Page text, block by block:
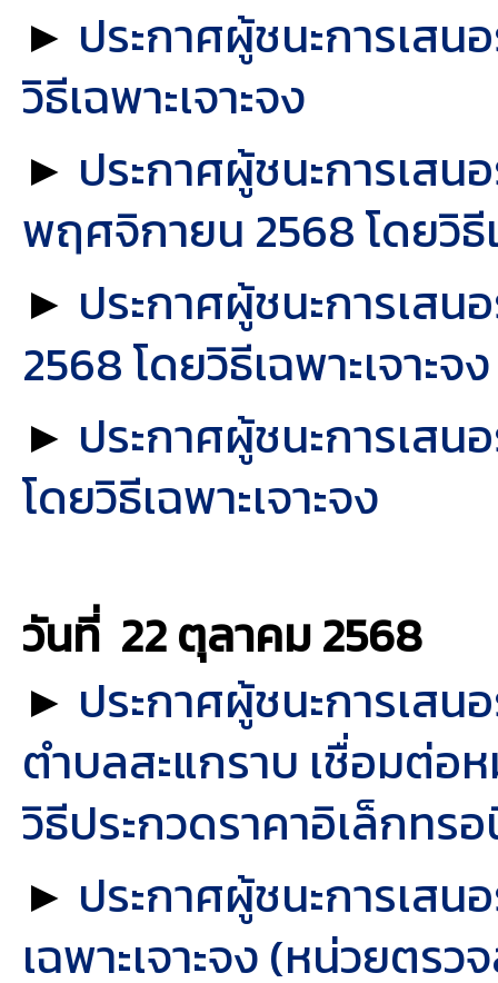
► ประกาศผู้ชนะการเสน
วิธีเฉพาะเจาะจง
► ประกาศผู้ชนะการเสน
พฤศจิกายน 2568 โดยวิธี
► ประกาศผู้ชนะการเส
2568 โดยวิธีเฉพาะเจาะจง
► ประกาศผู้ชนะการเส
โดยวิธีเฉพาะเจาะจง
วันที่ 22 ตุลาคม2568
► ประกาศผู้ชนะการเส
ตำบลสะแกราบ เชื่อมต่อ
วิธีประกวดราคาอิเล็กท
► ประกาศผู้ชนะการเสน
เฉพาะเจาะจง (หน่วยตรว